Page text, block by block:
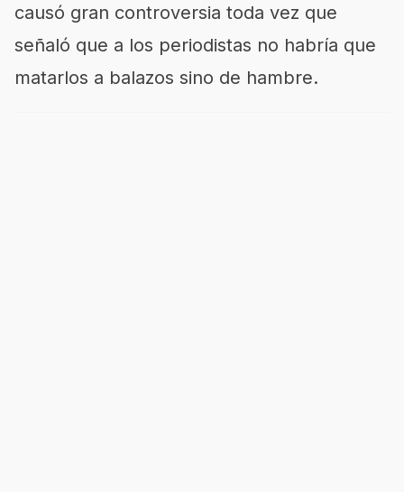
causó gran controversia toda vez que
señaló que a los periodistas no habría que
matarlos a balazos sino de hambre.